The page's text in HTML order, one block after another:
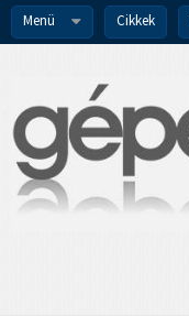
Menü Cikkek